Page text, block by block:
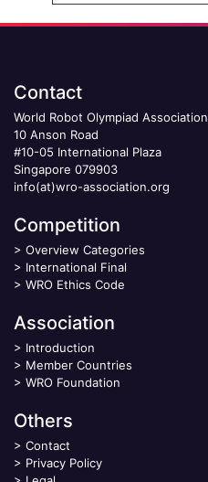
Contact
World Robot Olympiad Association
10 Anson Road
#10-05 International Plaza
Singapore 079903
info(at)wro-association.org
Competition
> Overview Categories
> International Final
> WRO Ethics Code
Association
> Introduction
> Member Countries
> WRO Foundation
Others
> Contact
> Privacy Policy